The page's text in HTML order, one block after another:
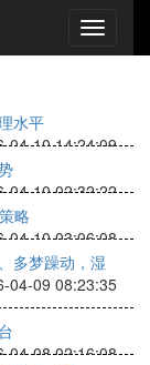
水平
04-10 14:24:09
04-10 02:32:22
略
04-10 03:06:08
多梦躁动，湿
04-09 08:23:35
04-08 02:16:08